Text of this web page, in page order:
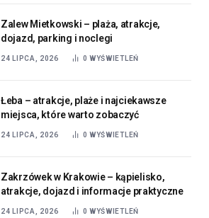
Zalew Mietkowski – plaża, atrakcje,
dojazd, parking i noclegi
24 LIPCA, 2026 0 WYŚWIETLEŃ
Łeba – atrakcje, plaże i najciekawsze
miejsca, które warto zobaczyć
24 LIPCA, 2026 0 WYŚWIETLEŃ
Zakrzówek w Krakowie – kąpielisko,
atrakcje, dojazd i informacje praktyczne
24 LIPCA, 2026 0 WYŚWIETLEŃ